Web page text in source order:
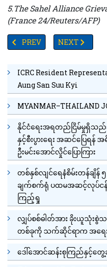
5.The Sahel Alliance
(France 24/Reuters/AFP)
PREVIOUS ARTICLE: ထွက်
PREV NEXT
NEXT
ICRC Resident
Aung San Suu Kyi
MYANMAR–THAILAND
နိုင်ငံရေးအရတည်ငြိမ်မှုရှိသ
နှင့်စီးပွားရေး အဆင်ပြေရ
ဦးမင်းအောင်လှိုင်ပြောကြား
တစ်နှစ်လျင်ရေနံစိမ်းတန်ချိ
ချက်စက်ရုံ ပထမအဆင့်လုပ်ငန်း
ကြည့်ရှု
လျှပ်စစ်ဓါတ်အား ခိုးယူသုံးစွဲ
တစ်ခုကို သက်ဆိုင်ရာက အရေ
ဒေါ်အောင်ဆန်းစုကြည်နှင့်တွ